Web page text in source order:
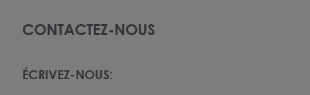
CONTACTEZ-NOUS
ÉCRIVEZ-NOUS: